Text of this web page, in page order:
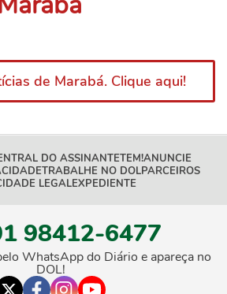
de Marabá. Clique aqui!
DO ASSINANTETEM!ANUNCIE
TRABALHE NO DOLPARCEIROS
LEGALEXPEDIENTE
98412-6477
WhatsApp do Diário e apareça no
DOL!